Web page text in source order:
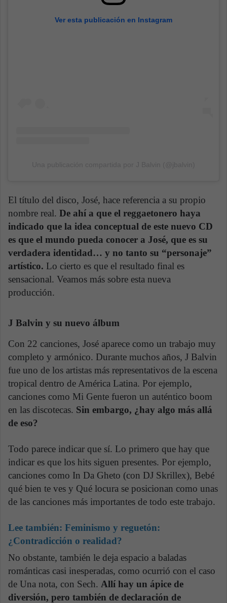
Ver esta publicación en Instagram
El título del disco, José, hace referencia a su propio
nombre real. De ahí a que el reggaetonero haya
indicado que la idea conceptual de este nuevo CD
es que el mundo pueda conocer a José, que es su
verdadera identidad… y no tanto su “personaje”
artístico. Lo cierto es que el resultado final es
sensacional. Veamos más sobre esta nueva
producción.
J Balvin y su nuevo álbum
Con 22 canciones, José aparece como un trabajo muy
completo y armónico. Durante muchos años, J Balvin
fue uno de los artistas más representativos de la escena
tropical dentro de América Latina. Por ejemplo,
canciones como Mi Gente fueron un auténtico boom
en las discotecas. Sin embargo, ¿hay algo más allá
de eso?
Todo parece indicar que sí. Lo primero que hay que
indicar es que los hits siguen presentes. Por ejemplo,
canciones como In Da Gheto (con DJ Skrillex), Bebé
qué bien te ves y Qué locura se posicionan como unas
de las canciones más importantes de todo este trabajo.
Lee también: Feminismo y reguetón:
¿Contradicción o realidad?
No obstante, también le deja espacio a baladas
románticas casi inesperadas, como ocurrió con el caso
de Una nota, con Sech. Allí hay un ápice de
diversión, pero también de declaración de